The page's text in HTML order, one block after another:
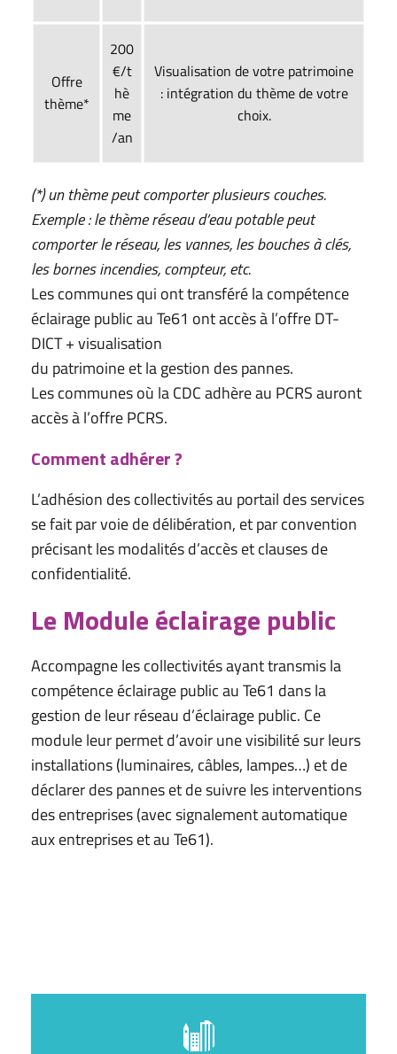
Offre
thème*
200
€/t
hè
me
/an
Visualisation de votre patrimoine
: intégration du thème de votre
choix.
(*) un thème peut comporter plusieurs couches.
Exemple : le thème réseau d’eau potable peut
comporter le réseau, les vannes, les bouches à clés,
les bornes incendies, compteur, etc.
Les communes qui ont transféré la compétence
éclairage public au Te61 ont accès à l’offre DT-
DICT + visualisation
du patrimoine et la gestion des pannes.
Les communes où la CDC adhère au PCRS auront
accès à l’offre PCRS.
Comment adhérer ?
L’adhésion des collectivités au portail des services
se fait par voie de délibération, et par convention
précisant les modalités d’accès et clauses de
confidentialité.
Le Module éclairage public
Accompagne les collectivités ayant transmis la
compétence éclairage public au Te61 dans la
gestion de leur réseau d’éclairage public. Ce
module leur permet d’avoir une visibilité sur leurs
installations (luminaires, câbles, lampes…) et de
déclarer des pannes et de suivre les interventions
des entreprises (avec signalement automatique
aux entreprises et au Te61).